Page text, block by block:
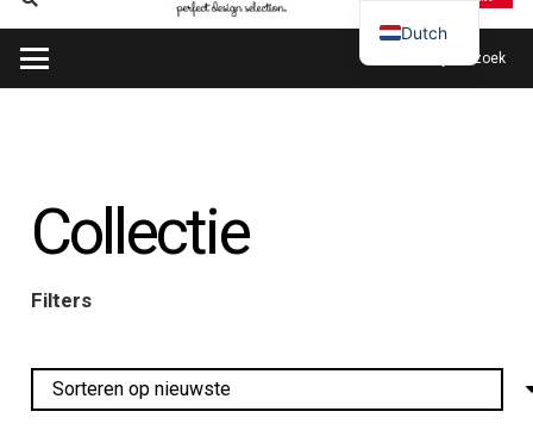
Plan mijn bezoek
Collectie
Filters
Dutch